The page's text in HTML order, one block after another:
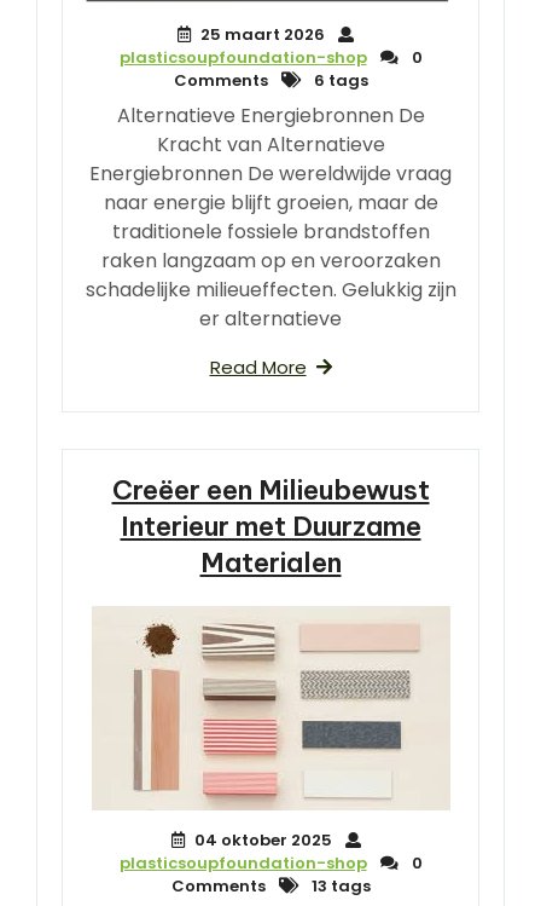
25 maart 2026
plasticsoupfoundation-shop
0
Comments
6 tags
Alternatieve Energiebronnen De
Kracht van Alternatieve
Energiebronnen De wereldwijde vraag
naar energie blijft groeien, maar de
traditionele fossiele brandstoffen
raken langzaam op en veroorzaken
schadelijke milieueffecten. Gelukkig zijn
er alternatieve
Read More
Creëer een Milieubewust
Interieur met Duurzame
Materialen
04 oktober 2025
plasticsoupfoundation-shop
0
Comments
13 tags